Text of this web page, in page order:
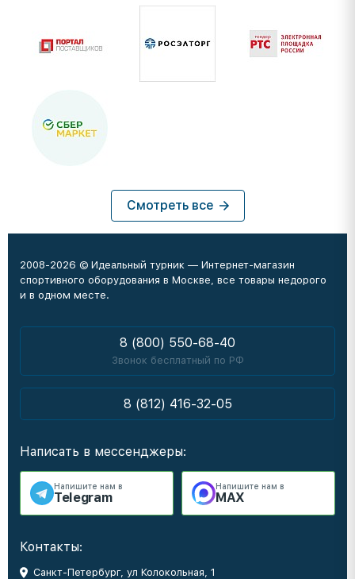
Смотреть все
2008-2026 © Идеальный турник — Интернет-магазин
спортивного оборудования в Москве, все товары недорого
и в одном месте.
8 (800) 550-68-40
Звонок бесплатный по РФ
8 (812) 416-32-05
Написать в мессенджеры:
Напишите нам в
Telegram
Напишите нам в
MAX
Контакты:
Санкт-Петербург, ул Колокольная, 1